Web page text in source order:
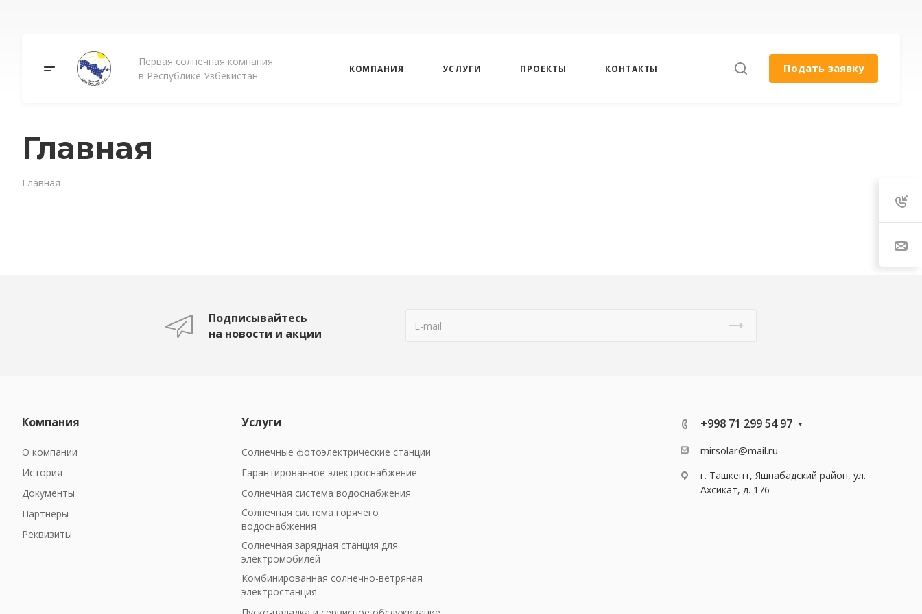
Первая солнечная компания
в Республике Узбекистан
КОМПАНИЯ УСЛУГИ ПРОЕКТЫ КОНТАКТЫ Подать заявку
Главная
Главная
Подписывайтесь
на новости и акции
Компания
О компании
История
Документы
Партнеры
Реквизиты
Услуги
Солнечные фотоэлектрические станции
Гарантированное электроснабжение
Солнечная система водоснабжения
Солнечная система горячего
водоснабжения
Солнечная зарядная станция для
электромобилей
Комбинированная солнечно-ветряная
электростанция
+998 71 299 54 97
mirsolar@mail.ru
г. Ташкент, Яшнабадский район, ул.
Ахсикат, д. 176